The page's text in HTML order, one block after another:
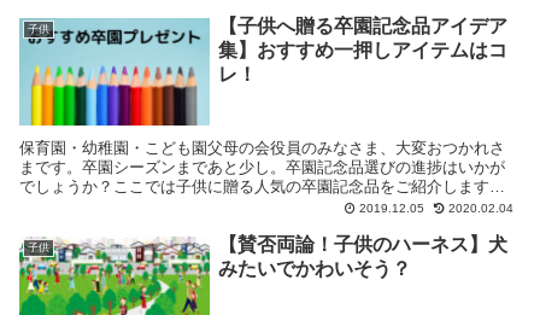
子供
【子供へ贈る卒園記念品アイデア
集】おすすめ一押しアイテムはコ
レ！
保育園・幼稚園・こども園父母の会役員のみなさま、大変おつかれさ
まです。卒園シーズンまであと少し。卒園記念品選びの進捗はいかが
でしょうか？ここでは子供に贈る人気の卒園記念品をご紹介します。
定番はもちろん意外性のある一押しアイテムまでそろえまし...
2019.12.05 2020.02.04
子供
【賛否両論！子供のハーネス】犬
みたいでかわいそう？